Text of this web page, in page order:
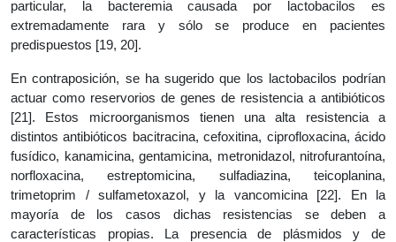
particular, la bacteremia causada por lactobacilos es
extremadamente rara y sólo se produce en pacientes
predispuestos [19, 20].
En contraposición, se ha sugerido que los lactobacilos podrían
actuar como reservorios de genes de resistencia a antibióticos
[21]. Estos microorganismos tienen una alta resistencia a
distintos antibióticos bacitracina, cefoxitina, ciprofloxacina, ácido
fusídico, kanamicina, gentamicina, metronidazol, nitrofurantoína,
norfloxacina, estreptomicina, sulfadiazina, teicoplanina,
trimetoprim / sulfametoxazol, y la vancomicina [22]. En la
mayoría de los casos dichas resistencias se deben a
características propias. La presencia de plásmidos y de